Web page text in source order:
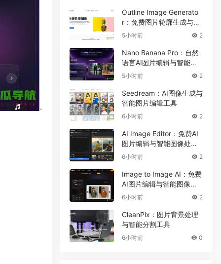
Outline Image Generato
r：免费图片轮廓生成与在
线图像编辑工具
5小时前 2
Nano Banana Pro：自然
语言AI图片编辑与智能图
像处理工具
5小时前 2
Seedream：AI图像生成与
智能图片编辑工具
6小时前 2
AI Image Editor：免费AI
图片编辑与智能图像处理
工具
6小时前 2
Image to Image AI：免费
AI图片编辑与智能图像处
理工具
6小时前 2
CleanPix：图片背景处理
与智能分割工具
6小时前 0